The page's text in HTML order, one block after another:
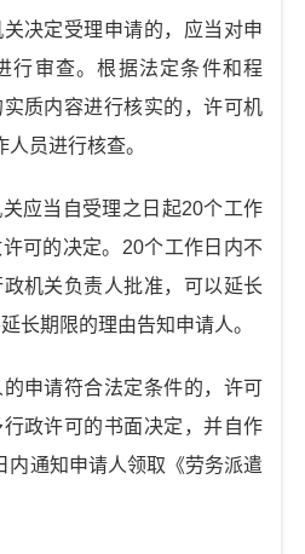
决定受理申请的，应当对申
行审查。根据法定条件和程
质内容进行核实的，许可机
员进行核查。
应当自受理之日起20个工作
可的决定。20个工作日内不
机关负责人批准，可以延长
长期限的理由告知申请人。
申请符合法定条件的，许可
政许可的书面决定，并自作
内通知申请人领取《劳务派遣